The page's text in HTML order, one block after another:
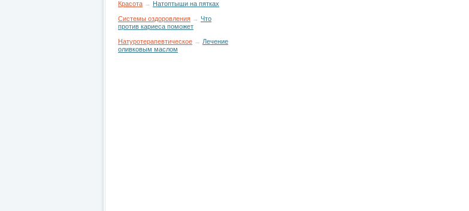
Красота → Натоптыши на пятках
Системы оздоровления → Что
против кариеса поможет
Натуротерапевтическое → Лечение
оливковым маслом